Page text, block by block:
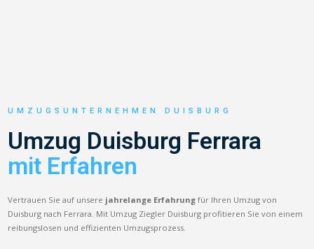
UMZUGSUNTERNEHMEN DUISBURG
Umzug Duisburg Ferrara
mit Erfahren
Vertrauen Sie auf unsere jahrelange Erfahrung für Ihren Umzug von
Duisburg nach Ferrara. Mit Umzug Ziegler Duisburg profitieren Sie von einem
reibungslosen und effizienten Umzugsprozess.